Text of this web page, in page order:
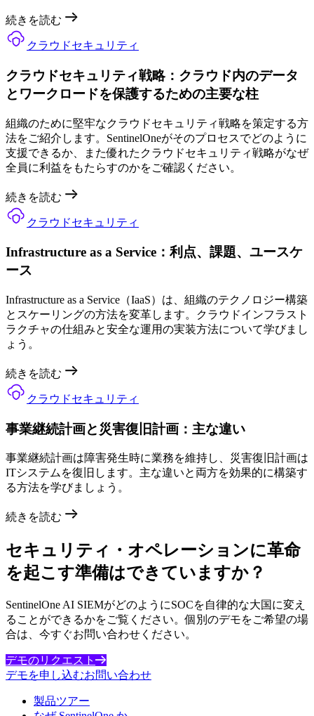
続きを読む
クラウドセキュリティ
クラウドセキュリティ戦略：クラウド内のデータ
とワークロードを保護するための主要な柱
組織のために堅牢なクラウドセキュリティ戦略を策定する方
法をご紹介します。SentinelOneがそのプロセスでどのように
支援できるか、また優れたクラウドセキュリティ戦略がなぜ
全員に利益をもたらすのかをご確認ください。
続きを読む
クラウドセキュリティ
Infrastructure as a Service：利点、課題、ユースケ
ース
Infrastructure as a Service（IaaS）は、組織のテクノロジー構築
とスケーリングの方法を変革します。クラウドインフラスト
ラクチャの仕組みと安全な運用の実装方法について学びまし
ょう。
続きを読む
クラウドセキュリティ
事業継続計画と災害復旧計画：主な違い
事業継続計画は障害発生時に業務を維持し、災害復旧計画は
ITシステムを復旧します。主な違いと両方を効果的に構築す
る方法を学びましょう。
続きを読む
セキュリティ・オペレーションに革命
を起こす準備はできていますか？
SentinelOne AI SIEMがどのようにSOCを自律的な大国に変え
ることができるかをご覧ください。個別のデモをご希望の場
合は、今すぐお問い合わせください。
デモのリクエスト
デモを申し込むお問い合わせ
製品ツアー